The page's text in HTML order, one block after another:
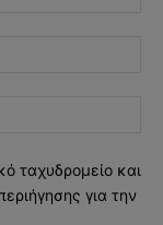
ταχυδρομείο και
για την